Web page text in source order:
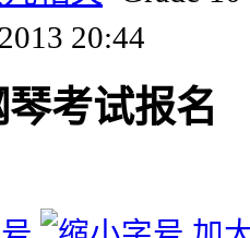
20:44
考试报名